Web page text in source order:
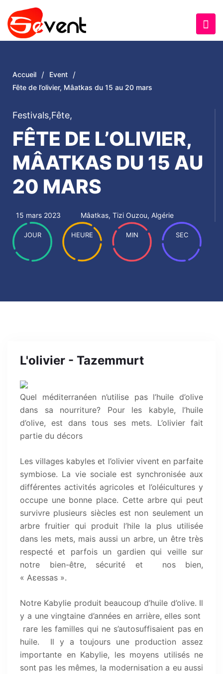
Accueil / Event /
Fête de l’olivier, Mâatkas du 15 au 20 mars
Festivals,Fête,
FÊTE DE L’OLIVIER,
MÂATKAS DU 15 AU
20 MARS
15 mars 2023 Mâatkas, Tizi Ouzou, Algérie
JOUR HEURE MIN SEC
L'olivier - Tazemmurt
Quel méditerranéen n’utilise pas l’huile d’olive
dans sa nourriture? Pour les kabyle, l’huile
d’olive, est dans tous ses mets. L’olivier fait
partie du décors
Les villages kabyles et l’olivier vivent en parfaite
symbiose. La vie sociale est synchronisée aux
différentes activités agricoles et l’oléicultures y
occupe une bonne place. Cette arbre qui peut
survivre plusieurs siècles est non seulement un
arbre fruitier qui produit l’hile la plus utilisée
dans les mets, mais aussi un arbre, un être très
respecté et parfois un gardien qui veille sur
notre bien-être, sécurité et nos bien,
« Aɛessas ».
Notre Kabylie produit beaucoup d’huile d’olive. Il
y a une vingtaine d’années en arrière, elles sont
rare les familles qui ne s’autosuffisaient pas en
huile. Il y a toujours une production assez
importante en Kabylie, les moyens utilisés ne
sont pas les mêmes, la modernisation a eu aussi